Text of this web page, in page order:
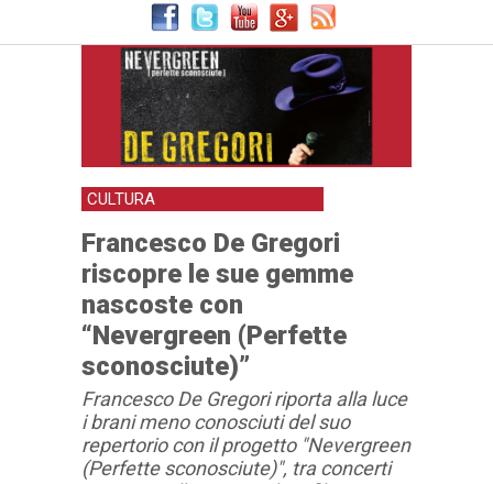
CULTURA
Francesco De Gregori
riscopre le sue gemme
nascoste con
“Nevergreen (Perfette
sconosciute)”
Francesco De Gregori riporta alla luce
i brani meno conosciuti del suo
repertorio con il progetto "Nevergreen
(Perfette sconosciute)", tra concerti